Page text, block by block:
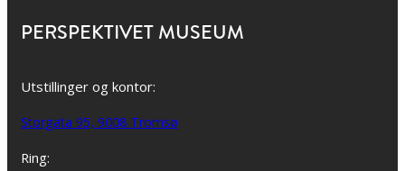
PERSPEKTIVET MUSEUM
Utstillinger og kontor:
Storgata 95, 9008 Tromsø
Ring: